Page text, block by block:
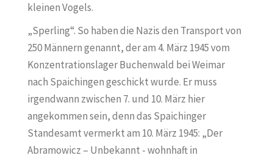
kleinen Vogels.
„Sperling“. So haben die Nazis den Transport von
250 Männern genannt, der am 4. März 1945 vom
Konzentrationslager Buchenwald bei Weimar
nach Spaichingen geschickt wurde. Er muss
irgendwann zwischen 7. und 10. März hier
angekommen sein, denn das Spaichinger
Standesamt vermerkt am 10. März 1945: „Der
Abramowicz – Unbekannt - wohnhaft in